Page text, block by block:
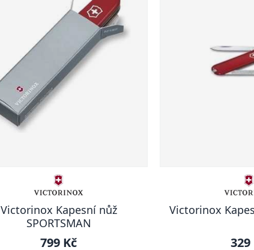
Victorinox Kapesní nůž
SPORTSMAN
799 Kč
Victorinox
329